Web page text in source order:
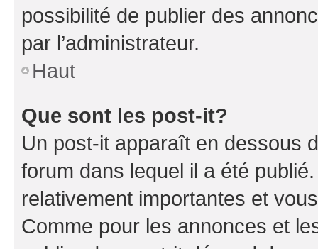
possibilité de publier des
par l’administrateur.
Haut
Que sont les post-it?
Un post-it apparaît en dessous
forum dans lequel il a été
relativement importantes et
Comme pour les annonces et